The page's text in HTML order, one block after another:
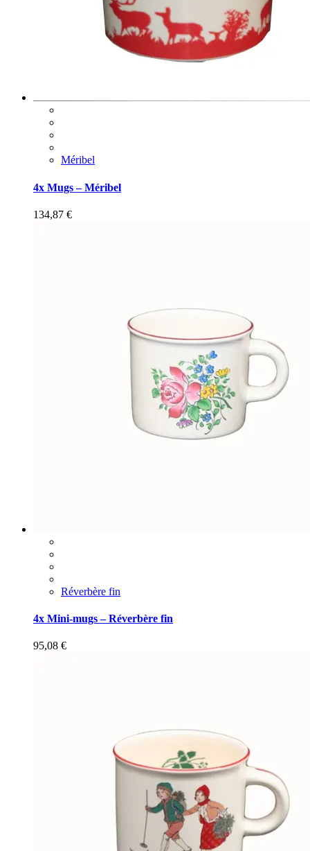
Méribel
4x Mugs – Méribel
134,87 €
Réverbère fin
4x Mini-mugs – Réverbère fin
95,08 €